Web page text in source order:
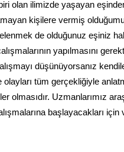
ilimizde yaşayan eşinden
kişilere vermiş
de olduğunuz eşiniz
yapılmasını
düşünüyorsanız
tüm gerçekliğiyle
olmasıdır. Uzmanlarımız
başlayacakları